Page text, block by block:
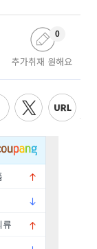
추가취재 원해요
0